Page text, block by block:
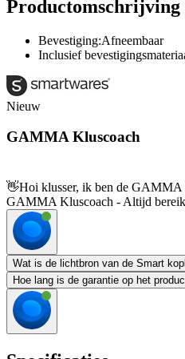
Productomschrijving
Bevestiging:Afneembaar
Inclusief
Nieuw
GAMMA Kluscoach
👋Hoi klusser, ik ben de GAMMA
GAMMA Kluscoach - Altijd
Wat is de lichtbron van de Smart
Hoe lang is de garantie op het